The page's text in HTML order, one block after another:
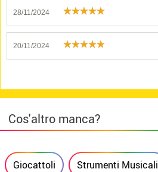
28/11/2024
20/11/2024
Cos'altro manca?
Giocattoli Strumenti Musicali